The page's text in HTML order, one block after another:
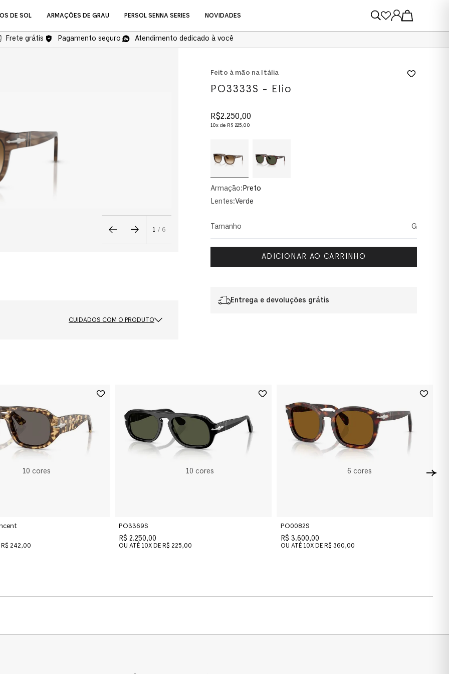
DE SOL ARMAÇÕES DE GRAU PERSOL SENNA SERIES NOVIDADES
NOVIDADES
COMPRAR ÓCULOS DE GRAU
Frete grátis Pagamento seguro Atendimento dedicado à você
1 / 6
CUIDADOS COM O PRODUTO
Feito à mão na Itália
PO3333S - Elio
R$2.250,00
10x de R$ 225,00
Armação: Preto
Lentes:Verde
Tamanho G
ADICIONAR AO CARRINHO
Entrega e devoluções grátis
10 cores
R$ 242,00
10 cores
PO3369S
R$ 2.250,00
OU ATÉ 10X DE R$ 225,00
6 cores
PO0082S
R$ 3.600,00
OU ATÉ 10X DE R$ 360,00